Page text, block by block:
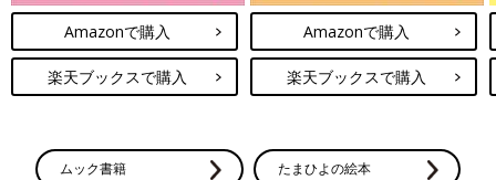
Amazonで購入
楽天ブックスで購入
Amazonで購入
楽天ブックスで購入
ムック書籍 たまひよの絵本